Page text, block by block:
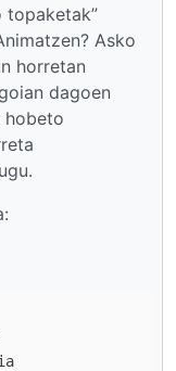
topaketak”
Asko
horretan
dagoen
hobeto